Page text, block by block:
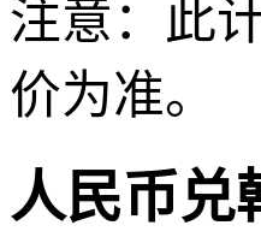
注意：此
价为准。
人民币兑